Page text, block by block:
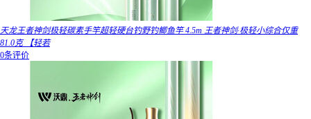
天龙王者神剑极轻碳素手竿超轻硬台钓野钓鲫鱼竿 4.5m 王者神剑·极轻小综合仅重
81.0克 【轻若
0条评价